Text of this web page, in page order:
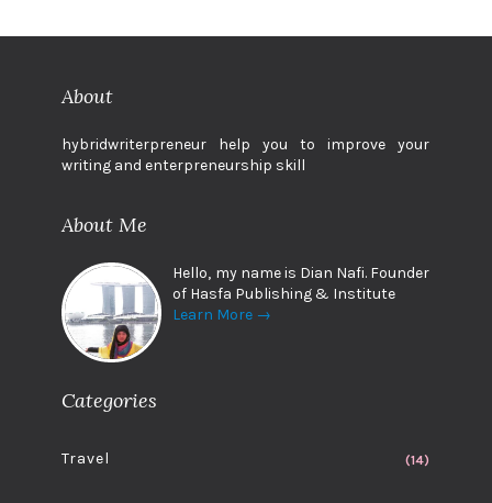
About
hybridwriterpreneur help you to improve your
writing and enterpreneurship skill
About Me
Hello, my name is Dian Nafi. Founder
of Hasfa Publishing & Institute
Learn More →
Categories
Travel (14)